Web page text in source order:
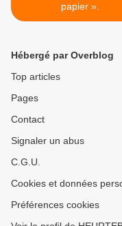
papier ».
Hébergé par Overblog
Top articles
Pages
Contact
Signaler un abus
C.G.U.
Cookies et données
Préférences cookies